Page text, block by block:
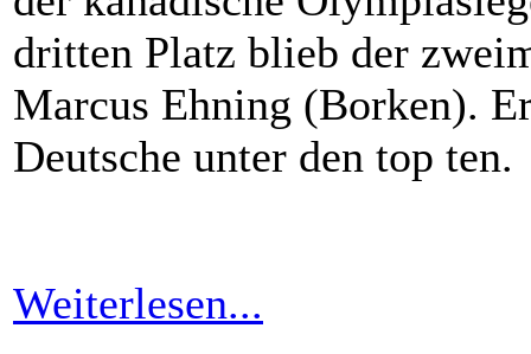
dritten Platz blieb der
Marcus Ehning (Borken).
Deutsche unter den top ten.
Weiterlesen...